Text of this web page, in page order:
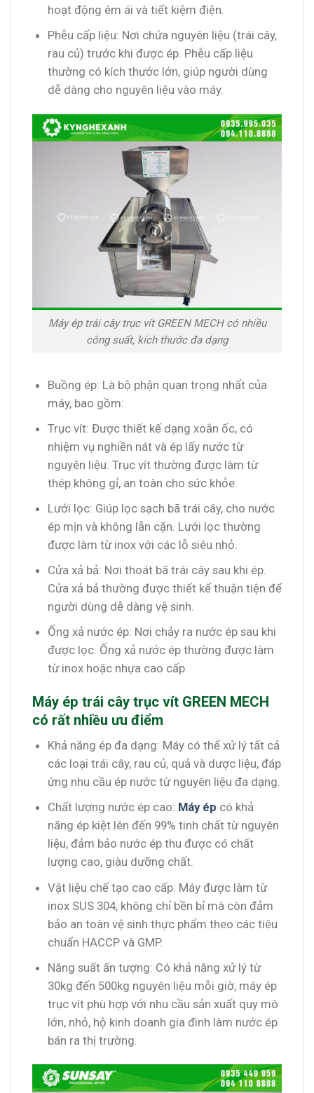
hoạt động êm ái và tiết kiệm điện.
Phễu cấp liệu: Nơi chứa nguyên liệu (trái cây,
rau củ) trước khi được ép. Phễu cấp liệu
thường có kích thước lớn, giúp người dùng
dễ dàng cho nguyên liệu vào máy.
Máy ép trái cây trục vít GREEN MECH có nhiều
công suất, kích thước đa dạng
Buồng ép: Là bộ phận quan trọng nhất của
máy, bao gồm:
Trục vít: Được thiết kế dạng xoắn ốc, có
nhiệm vụ nghiền nát và ép lấy nước từ
nguyên liệu. Trục vít thường được làm từ
thép không gỉ, an toàn cho sức khỏe.
Lưới lọc: Giúp lọc sạch bã trái cây, cho nước
ép mịn và không lẫn cặn. Lưới lọc thường
được làm từ inox với các lỗ siêu nhỏ.
Cửa xả bả: Nơi thoát bã trái cây sau khi ép.
Cửa xả bả thường được thiết kế thuận tiện để
người dùng dễ dàng vệ sinh.
Ống xả nước ép: Nơi chảy ra nước ép sau khi
được lọc. Ống xả nước ép thường được làm
từ inox hoặc nhựa cao cấp.
Máy ép trái cây trục vít GREEN MECH
có rất nhiều ưu điểm
Khả năng ép đa dạng: Máy có thể xử lý tất cả
các loại trái cây, rau củ, quả và dược liệu, đáp
ứng nhu cầu ép nước từ nguyên liệu đa dạng.
Chất lượng nước ép cao: Máy ép có khả
năng ép kiệt lên đến 99% tinh chất từ nguyên
liệu, đảm bảo nước ép thu được có chất
lượng cao, giàu dưỡng chất.
Vật liệu chế tạo cao cấp: Máy được làm từ
inox SUS 304, không chỉ bền bỉ mà còn đảm
bảo an toàn vệ sinh thực phẩm theo các tiêu
chuẩn HACCP và GMP.
Năng suất ấn tượng: Có khả năng xử lý từ
30kg đến 500kg nguyên liệu mỗi giờ, máy ép
trục vít phù hợp với nhu cầu sản xuất quy mô
lớn, nhỏ, hộ kinh doanh gia đình làm nước ép
bán ra thị trường.